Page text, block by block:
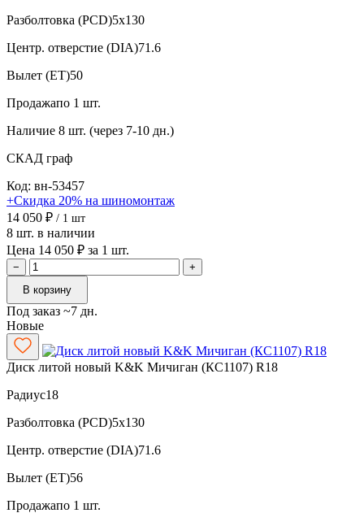
Разболтовка (PCD)5x130
Центр. отверстие (DIA)71.6
Вылет (ET)50
Продажапо 1 шт.
Наличие 8 шт. (через 7-10 дн.)
СКАД граф
Код: вн-53457
+Скидка 20% на шиномонтаж
14 050 ₽ / 1 шт
8 шт. в наличии
Цена 14 050 ₽ за 1 шт.
−
+
В корзину
Под заказ ~7 дн.
Новые
Диск литой новый K&K Мичиган (КС1107) R18
Радиус18
Разболтовка (PCD)5x130
Центр. отверстие (DIA)71.6
Вылет (ET)56
Продажапо 1 шт.